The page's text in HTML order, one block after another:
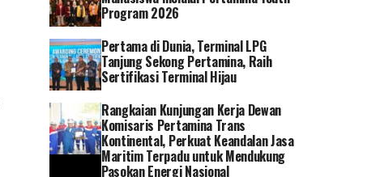
Program 2026
Pertama di Dunia, Terminal LPG
Tanjung Sekong Pertamina, Raih
Sertifikasi Terminal Hijau
Rangkaian Kunjungan Kerja Dewan
Komisaris Pertamina Trans
Kontinental, Perkuat Keandalan Jasa
Maritim Terpadu untuk Mendukung
Pasokan Energi Nasional